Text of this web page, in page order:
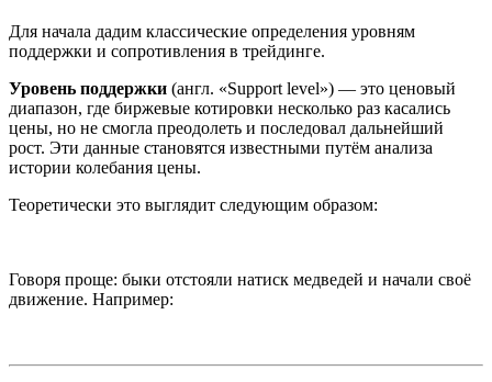
Для начала дадим классические определения уровням
поддержки и сопротивления в трейдинге.
Уровень поддержки (англ. «Support level») — это ценовый
диапазон, где биржевые котировки несколько раз касались
цены, но не смогла преодолеть и последовал дальнейший
рост. Эти данные становятся известными путём анализа
истории колебания цены.
Теоретически это выглядит следующим образом:
Говоря проще: быки отстояли натиск медведей и начали своё
движение. Например: